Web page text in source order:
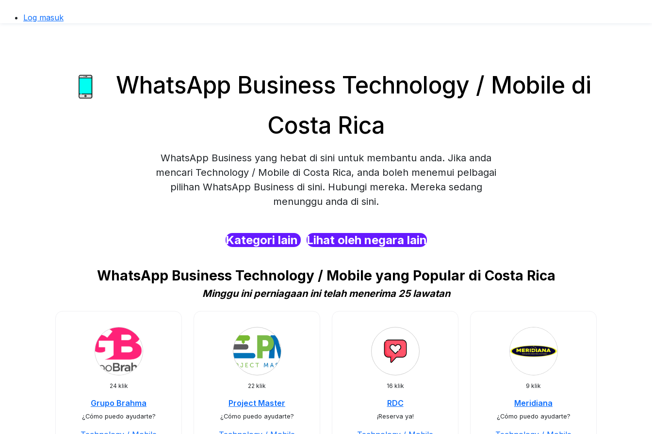
Log masuk
WhatsApp Business Technology / Mobile di
Costa Rica
WhatsApp Business yang hebat di sini untuk membantu anda. Jika anda
mencari Technology / Mobile di Costa Rica, anda boleh menemui pelbagai
pilihan WhatsApp Business di sini. Hubungi mereka. Mereka sedang
menunggu anda di sini.
Kategori lain Lihat oleh negara lain
WhatsApp Business Technology / Mobile yang Popular di Costa Rica
Minggu ini perniagaan ini telah menerima 25 lawatan
24 klik
Grupo Brahma
¿Cómo puedo ayudarte?
22 klik
Project Master
¿Cómo puedo ayudarte?
16 klik
RDC
¡Reserva ya!
9 klik
Meridiana
¿Cómo puedo ayudarte?